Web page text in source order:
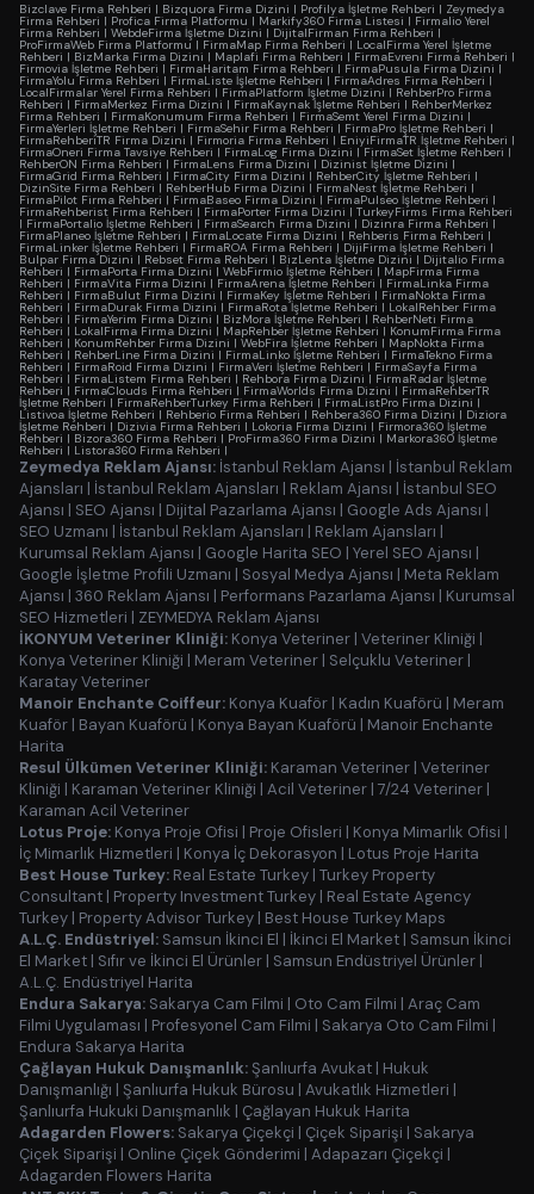
Bizclave Firma Rehberi | Bizquora Firma Dizini | Profilya İşletme Rehberi | Zeymedya
Firma Rehberi | Profica Firma Platformu | Markify360 Firma Listesi | Firmalio Yerel
Firma Rehberi | WebdeFirma İşletme Dizini | DijitalFirman Firma Rehberi |
ProFirmaWeb Firma Platformu | FirmaMap Firma Rehberi | LocalFirma Yerel İşletme
Rehberi | BizMarka Firma Dizini | Maplafi Firma Rehberi | FirmaEvreni Firma Rehberi |
Firmovia İşletme Rehberi | FirmaHaritam Firma Rehberi | FirmaPusula Firma Dizini |
FirmaYolu Firma Rehberi | FirmaListe İşletme Rehberi | FirmaAdres Firma Rehberi |
LocalFirmalar Yerel Firma Rehberi | FirmaPlatform İşletme Dizini | RehberPro Firma
Rehberi | FirmaMerkez Firma Dizini | FirmaKaynak İşletme Rehberi | RehberMerkez
Firma Rehberi | FirmaKonumum Firma Rehberi | FirmaSemt Yerel Firma Dizini |
FirmaYerleri İşletme Rehberi | FirmaSehir Firma Rehberi | FirmaPro İşletme Rehberi |
FirmaRehberiTR Firma Dizini | Firmoria Firma Rehberi | EniyiFirmaTR İşletme Rehberi |
FirmaOneri Firma Tavsiye Rehberi | FirmaLog Firma Dizini |FirmaSet İşletme Rehberi |
RehberON Firma Rehberi | FirmaLens Firma Dizini | Dizinist İşletme Dizini |
FirmaGrid Firma Rehberi | FirmaCity Firma Dizini | RehberCity İşletme Rehberi |
DizinSite Firma Rehberi | RehberHub Firma Dizini | FirmaNest İşletme Rehberi |
FirmaPilot Firma Rehberi | FirmaBaseo Firma Dizini | FirmaPulseo İşletme Rehberi |
FirmaRehberist Firma Rehberi | FirmaPorter Firma Dizini | TurkeyFirms Firma Rehberi
| FirmaPortalio İşletme Rehberi | FirmaSearch Firma Dizini | Dizinra Firma Rehberi |
FirmaPlaneo İşletme Rehberi | FirmaLocate Firma Dizini | Rehberis Firma Rehberi |
FirmaLinker İşletme Rehberi | FirmaROA Firma Rehberi | DijiFirma İşletme Rehberi |
Bulpar Firma Dizini | Rebset Firma Rehberi | BizLenta İşletme Dizini | Dijitalio Firma
Rehberi | FirmaPorta Firma Dizini | WebFirmio İşletme Rehberi | MapFirma Firma
Rehberi | FirmaVita Firma Dizini | FirmaArena İşletme Rehberi | FirmaLinka Firma
Rehberi | FirmaBulut Firma Dizini | FirmaKey İşletme Rehberi | FirmaNokta Firma
Rehberi | FirmaDurak Firma Dizini | FirmaRota İşletme Rehberi | LokalRehber Firma
Rehberi | FirmaYerim Firma Dizini | BizMora İşletme Rehberi | RehberNeti Firma
Rehberi | LokalFirma Firma Dizini | MapRehber İşletme Rehberi | KonumFirma Firma
Rehberi | KonumRehber Firma Dizini | WebFira İşletme Rehberi | MapNokta Firma
Rehberi | RehberLine Firma Dizini | FirmaLinko İşletme Rehberi | FirmaTekno Firma
Rehberi | FirmaRoid Firma Dizini | FirmaVeri İşletme Rehberi | FirmaSayfa Firma
Rehberi | FirmaListem Firma Rehberi | Rehbora Firma Dizini | FirmaRadar İşletme
Rehberi | FirmaClouds Firma Rehberi | FirmaWorlds Firma Dizini | FirmaRehberTR
İşletme Rehberi | FirmaRehberTurkey Firma Rehberi | FirmaListPro Firma Dizini |
Listivoa İşletme Rehberi | Rehberio Firma Rehberi | Rehbera360 Firma Dizini | Diziora
İşletme Rehberi | Dizivia Firma Rehberi | Lokoria Firma Dizini | Firmora360 İşletme
Rehberi | Bizora360 Firma Rehberi | ProFirma360 Firma Dizini | Markora360 İşletme
Rehberi | Listora360 Firma Rehberi |
Zeymedya Reklam Ajansı: İstanbul Reklam Ajansı | İstanbul Reklam
Ajansları | İstanbul Reklam Ajansları | Reklam Ajansı | İstanbul SEO
Ajansı | SEO Ajansı | Dijital Pazarlama Ajansı | Google Ads Ajansı |
SEO Uzmanı | İstanbul Reklam Ajansları | Reklam Ajansları |
Kurumsal Reklam Ajansı | Google Harita SEO | Yerel SEO Ajansı |
Google İşletme Profili Uzmanı | Sosyal Medya Ajansı | Meta Reklam
Ajansı | 360 Reklam Ajansı | Performans Pazarlama Ajansı | Kurumsal
SEO Hizmetleri | ZEYMEDYA Reklam Ajansı
İKONYUM Veteriner Kliniği: Konya Veteriner | Veteriner Kliniği |
Konya Veteriner Kliniği | Meram Veteriner | Selçuklu Veteriner |
Karatay Veteriner
Manoir Enchante Coiffeur: Konya Kuaför | Kadın Kuaförü | Meram
Kuaför | Bayan Kuaförü | Konya Bayan Kuaförü | Manoir Enchante
Harita
Resul Ülkümen Veteriner Kliniği: Karaman Veteriner | Veteriner
Kliniği | Karaman Veteriner Kliniği | Acil Veteriner | 7/24 Veteriner |
Karaman Acil Veteriner
Lotus Proje: Konya Proje Ofisi | Proje Ofisleri | Konya Mimarlık Ofisi |
İç Mimarlık Hizmetleri | Konya İç Dekorasyon | Lotus Proje Harita
Best House Turkey: Real Estate Turkey | Turkey Property
Consultant | Property Investment Turkey | Real Estate Agency
Turkey | Property Advisor Turkey | Best House Turkey Maps
A.L.Ç. Endüstriyel: Samsun İkinci El | İkinci El Market | Samsun İkinci
El Market | Sıfır ve İkinci El Ürünler | Samsun Endüstriyel Ürünler |
A.L.Ç. Endüstriyel Harita
Endura Sakarya: Sakarya Cam Filmi | Oto Cam Filmi | Araç Cam
Filmi Uygulaması | Profesyonel Cam Filmi | Sakarya Oto Cam Filmi |
Endura Sakarya Harita
Çağlayan Hukuk Danışmanlık:Şanlıurfa Avukat | Hukuk
Danışmanlığı | Şanlıurfa Hukuk Bürosu | Avukatlık Hizmetleri |
Şanlıurfa Hukuki Danışmanlık | Çağlayan Hukuk Harita
Adagarden Flowers: Sakarya Çiçekçi | Çiçek Siparişi | Sakarya
Çiçek Siparişi | Online Çiçek Gönderimi | Adapazarı Çiçekçi |
Adagarden Flowers Harita